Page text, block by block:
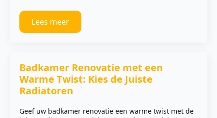
Lees meer
Badkamer Renovatie met een
Warme Twist: Kies de Juiste
Radiatoren
Geef uw badkamer renovatie een warme twist met de